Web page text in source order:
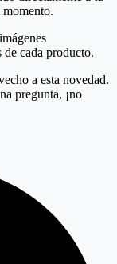
momento.
de cada producto.
a esta novedad.
pregunta, ¡no